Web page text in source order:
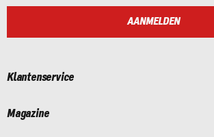
AANMELDEN
Klantenservice
Magazine